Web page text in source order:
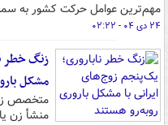
مهم‌ترین عوامل حرکت کشور به
۲۴ دی ۰۴ - ۰۲:۲۲
زنگ خطر
مشکل
متخصص
منشأ زن